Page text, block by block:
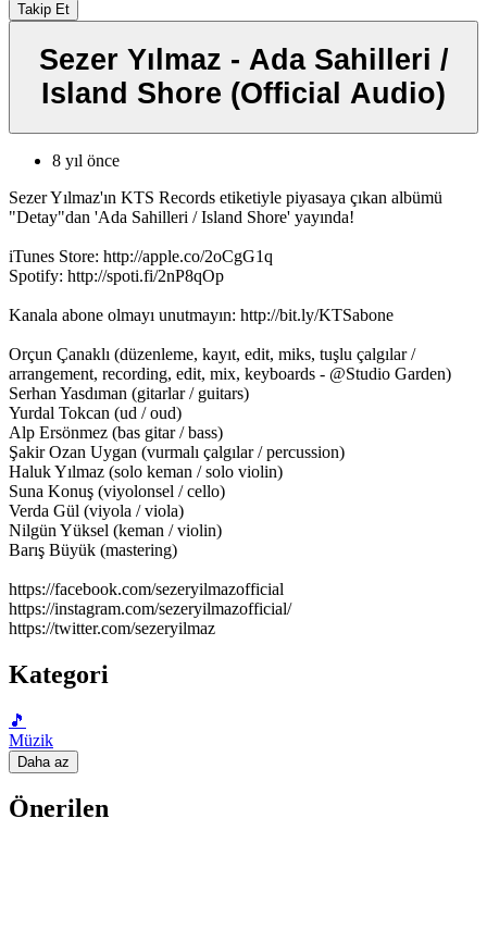
Takip Et
Sezer Yılmaz - Ada Sahilleri /
Island Shore (Official Audio)
8 yıl önce
Sezer Yılmaz'ın KTS Records etiketiyle piyasaya çıkan albümü
"Detay"dan 'Ada Sahilleri / Island Shore' yayında!
iTunes Store: http://apple.co/2oCgG1q
Spotify: http://spoti.fi/2nP8qOp
Kanala abone olmayı unutmayın: http://bit.ly/KTSabone
Orçun Çanaklı (düzenleme, kayıt, edit, miks, tuşlu çalgılar /
arrangement, recording, edit, mix, keyboards - @Studio Garden)
Serhan Yasdıman (gitarlar / guitars)
Yurdal Tokcan (ud / oud)
Alp Ersönmez (bas gitar / bass)
Şakir Ozan Uygan (vurmalı çalgılar / percussion)
Haluk Yılmaz (solo keman / solo violin)
Suna Konuş (viyolonsel / cello)
Verda Gül (viyola / viola)
Nilgün Yüksel (keman / violin)
Barış Büyük (mastering)
https://facebook.com/sezeryilmazofficial
https://instagram.com/sezeryilmazofficial/
https://twitter.com/sezeryilmaz
Kategori
🎵
Müzik
Daha az
Önerilen